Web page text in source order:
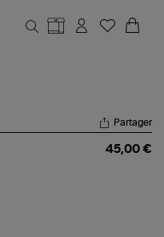
Partager
45,00 €